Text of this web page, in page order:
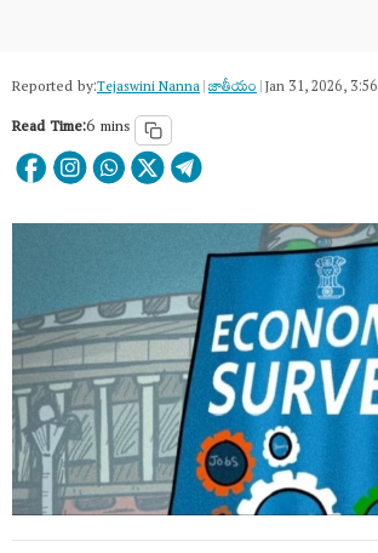
Reported by:Tejaswini Nanna|జాతీయం|Jan 31, 2026,
Read Time:6 mins